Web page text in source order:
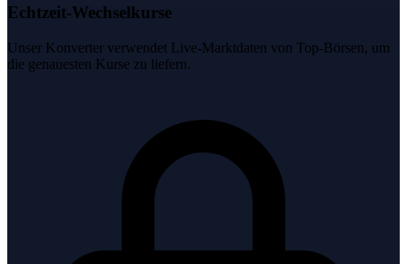
Echtzeit-Wechselkurse
Unser Konverter verwendet Live-Marktdaten von Top-Börsen, um
die genauesten Kurse zu liefern.